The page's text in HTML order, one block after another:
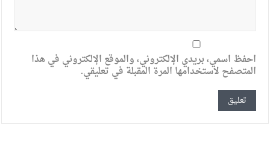
احفظ اسمي، بريدي الإلكتروني، والموقع الإلكتروني في هذا
المتصفح لاستخدامها المرة المقبلة في تعليقي.